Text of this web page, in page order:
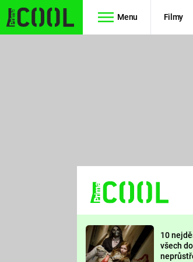
Menu Filmy
TŘESKU
FUTURAMA
10
všech